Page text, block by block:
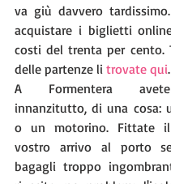
va giù davvero
acquistare i biglietti
costi del trenta per cento.
delle partenze li trovate qui.
A Formentera
innanzitutto, di una cosa:
o un motorino. Fittate
vostro arrivo al porto
bagagli troppo